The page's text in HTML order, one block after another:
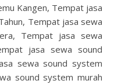
Kangen, Tempat jasa
Tempat jasa sewa
Tempat jasa sewa
jasa sewa sound
sewa sound system
sound system murah